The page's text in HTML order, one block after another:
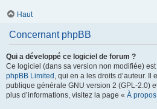
Haut
Concernant phpBB
Qui a développé ce logiciel de forum ?
Ce logiciel (dans sa version non modifiée)
phpBB Limited , qui en a les droits d’auteur. Il
publique générale GNU version 2 (GPL-2.0)
plus d’informations, visitez la page « À